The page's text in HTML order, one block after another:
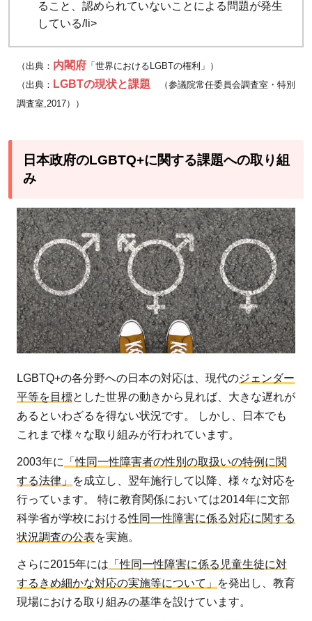
ること、認められていないことによる問題が発生
している/li>
（出典： 内閣府 「世界におけるLGBTの権利」）
（出典： LGBTの現状と課題 （参議院常任委員会調査室・特別
調査室,2017））
日本政府のLGBTQ+に関する課題への取り組
み
LGBTQ+の各分野への日本の対応は、現代のジェンダー
平等を目標とした世界の動きから見れば、大きな遅れが
あるといわざるを得ない状況です。 しかし、日本でも
これまで様々な取り組みが行われています。
2003年に
「性同一性障害者の性別の取扱いの特例に関
する法律」
を成立し、翌年施行して以降、様々な対応を
行っています。 特に教育関係においては2014年に文部
科学省が学校における性同一性障害に係る対応に関する
状況調査の公表を実施。
さらに2015年には 「性同一性障害に係る児童生徒に対
するきめ細かな対応の実施等について」
を発出し、教育
現場における取り組みの基準を設けています。